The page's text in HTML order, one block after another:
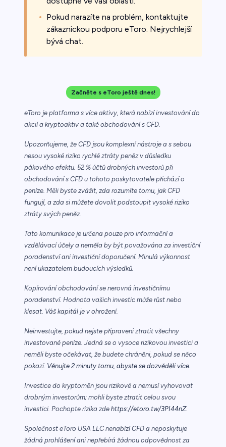
Pokud narazíte na problém, kontaktujte
zákaznickou podporu eToro. Nejrychlejší
bývá chat.
Začněte s eToro ještě dnes!
eToro je platforma s více aktivy, která nabízí investování do
akcií a kryptoaktiv a také obchodování s CFD.
Upozorňujeme, že CFD jsou komplexní nástroje a s sebou
nesou vysoké riziko rychlé ztráty peněz v důsledku
pákového efektu. 52 % účtů drobných investorů při
obchodování s CFD u tohoto poskytovatele přichází o
peníze. Měli byste zvážit, zda rozumíte tomu, jak CFD
fungují, a zda si můžete dovolit podstoupit vysoké riziko
ztráty svých peněz.
Tato komunikace je určena pouze pro informační a
vzdělávací účely a neměla by být považována za investiční
poradenství ani investiční doporučení. Minulá výkonnost
není ukazatelem budoucích výsledků.
Kopírování obchodování se nerovná investičnímu
poradenství. Hodnota vašich investic může růst nebo
klesat. Váš kapitál je v ohrožení.
Neinvestujte, pokud nejste připraveni ztratit všechny
investované peníze. Jedná se o vysoce rizikovou investici a
neměli byste očekávat, že budete chráněni, pokud se něco
pokazí. Věnujte 2 minuty tomu, abyste se dozvěděli více.
Investice do kryptoměn jsou rizikové a nemusí vyhovovat
drobným investorům; mohli byste ztratit celou svou
investici. Pochopte rizika zde https://etoro.tw/3PI44nZ.
Společnost eToro USA LLC nenabízí CFD a neposkytuje
žádná prohlášení ani nepřebírá žádnou odpovědnost za